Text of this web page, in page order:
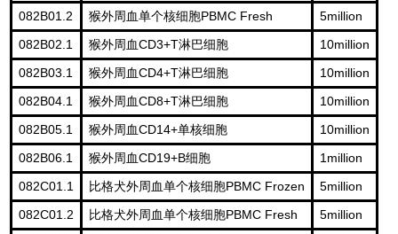
082B01.2
猴外周血单个核细胞PBMC Fresh
5million
082B02.1
猴外周血CD3+T淋巴细胞
10million
082B03.1
猴外周血CD4+T淋巴细胞
10million
082B04.1
猴外周血CD8+T淋巴细胞
10million
082B05.1
猴外周血CD14+单核细胞
10million
082B06.1
猴外周血CD19+B细胞
1million
082C01.1
比格犬外周血单个核细胞PBMC Frozen
5million
082C01.2
比格犬外周血单个核细胞PBMC Fresh
5million